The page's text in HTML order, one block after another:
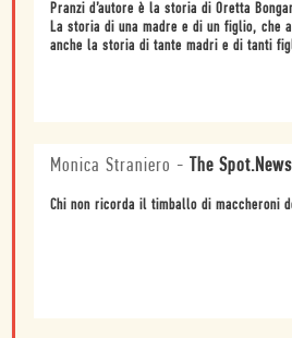
Pranzi d’autore è la storia di Oretta
La storia di una madre e di un figlio, che
anche la storia di tante madri e di tanti
Monica Straniero - The Spot.News
Chi non ricorda il timballo di maccheroni